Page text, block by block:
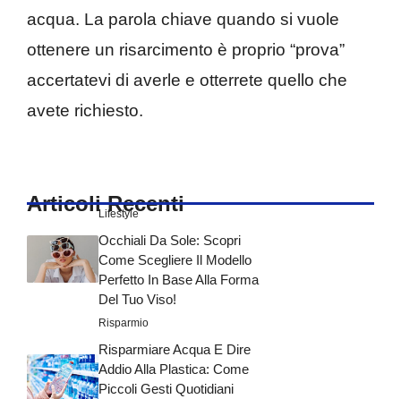
acqua. La parola chiave quando si vuole
ottenere un risarcimento è proprio “prova”
accertatevi di averle e otterrete quello che
avete richiesto.
Articoli Recenti
Lifestyle
Occhiali Da Sole: Scopri
Come Scegliere Il Modello
Perfetto In Base Alla Forma
Del Tuo Viso!
Risparmio
Risparmiare Acqua E Dire
Addio Alla Plastica: Come
Piccoli Gesti Quotidiani